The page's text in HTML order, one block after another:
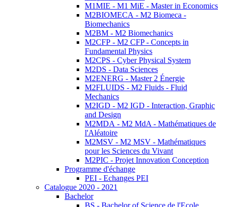
M1MIE - M1 MiE - Master in Economics
M2BIOMECA - M2 Biomeca -
Biomechanics
M2BM - M2 Biomechanics
M2CFP - M2 CFP - Concepts in
Fundamental Physics
M2CPS - Cyber Physical System
M2DS - Data Sciences
M2ENERG - Master 2 Énergie
M2FLUIDS - M2 Fluids - Fluid
Mechanics
M2IGD - M2 IGD - Interaction, Graphic
and Design
M2MDA - M2 MdA - Mathématiques de
l'Aléatoire
M2MSV - M2 MSV - Mathématiques
pour les Sciences du Vivant
M2PIC - Projet Innovation Conception
Programme d'échange
PEI - Echanges PEI
Catalogue 2020 - 2021
Bachelor
BS - Bachelor of Science de l'Ecole